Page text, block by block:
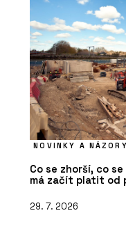
NOVINKY A NÁZORY
Co se zhorší, co
má začít platit od
29. 7. 2026